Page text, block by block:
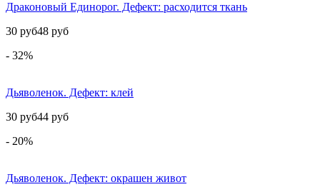
Драконовый Единорог. Дефект: расходится ткань
30 руб48 руб
- 32%
Дьяволенок. Дефект: клей
30 руб44 руб
- 20%
Дьяволенок. Дефект: окрашен живот